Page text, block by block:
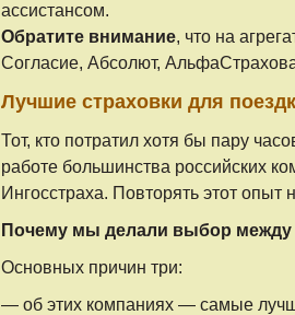
ассистансом.
Обратите внимание, что на
Согласие, Абсолют,
Лучшие страховки для
Тот, кто потратил хотя бы пару
работе большинства российских
Ингосстраха. Повторять этот
Почему мы делали выбор между
Основных причин три:
— об этих компаниях — самые